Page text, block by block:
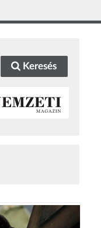
Keresés